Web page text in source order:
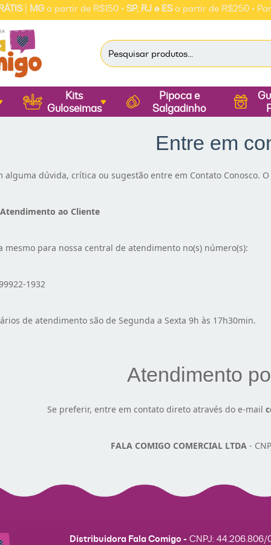
|MGa partir de R$150 •SP, RJ e ES a partir de R$250 • Para
Kits
Guloseimas
Pipoca e
Salgadinho
Entre em
alguma dúvida, crítica ou sugestão entre em Contato Conosco.
ao Cliente
mesmo para nossa central de atendimento no(s) número(s):
1932
de atendimento são de Segunda a Sexta 9h às 17h30min.
Atendimento
Se preferir, entre em contato direto através do e-mail
FALA COMIGO COMERCIAL LTDA -
Distribuidora Fala Comigo - CNPJ: 44.206.806/